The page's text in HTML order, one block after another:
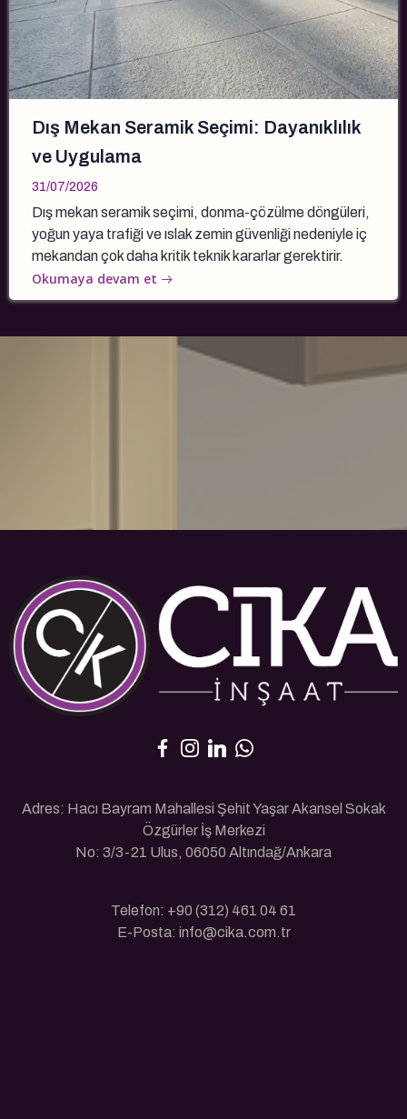
Dış Mekan Seramik Seçimi: Dayanıklılık
ve Uygulama
31/07/2026
Dış mekan seramik seçimi, donma-çözülme döngüleri,
yoğun yaya trafiği ve ıslak zemin güvenliği nedeniyle iç
mekandan çok daha kritik teknik kararlar gerektirir.
Okumaya devam et
Adres: Hacı Bayram Mahallesi Şehit Yaşar Akansel Sokak
Özgürler İş Merkezi
No: 3/3-21 Ulus, 06050 Altındağ/Ankara
Telefon: +90 (312) 461 04 61
E-Posta: info@cika.com.tr